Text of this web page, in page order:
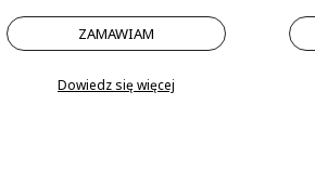
ZAMAWIAM
Dowiedz się więcej